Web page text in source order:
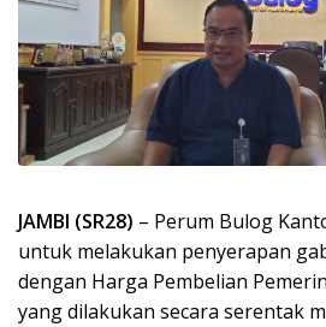
JAMBI (SR28) – Perum Bulog
untuk melakukan penyerapan
dengan Harga Pembelian
yang dilakukan secara serentak